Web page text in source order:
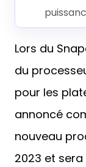
Lors du
du
pour les
annoncé
nouveau
2023 et